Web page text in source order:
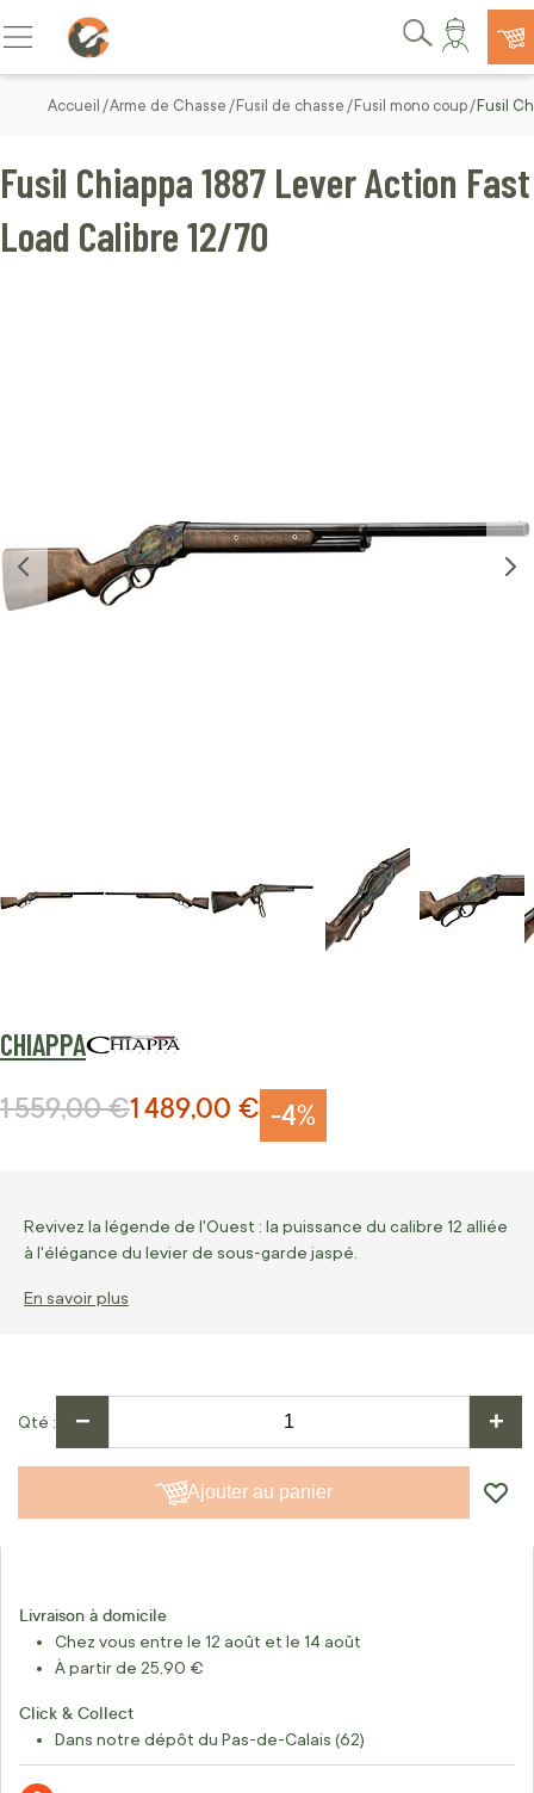
Allez au contenu
Basculer la navigation
Rechercher
Accueil Arme de Chasse Fusil de chasse Fusil mono coup Fusil
CHIAPPA
Fusil Chiappa 1887 Lever Action Fast
Load Calibre 12/70
-4%
Prix Spécial
1 489,00 €
Prix normal
1 559,00 €
Revivez la légende de l'Ouest : la puissance du calibre 12 alliée
à l'élégance du levier de sous-garde jaspé.
En savoir plus
Qté − +
Ajouter au panier
Livraison à domicile
Chez vous entre le 12 août et le 14 août
À partir de 25,90 €
Click & Collect
Dans notre dépôt du Pas-de-Calais (62)